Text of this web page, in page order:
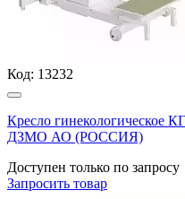
Код: 13232
Кресло гинекологическое
ДЗМО АО (РОССИЯ)
Доступен только по запросу
Запросить товар